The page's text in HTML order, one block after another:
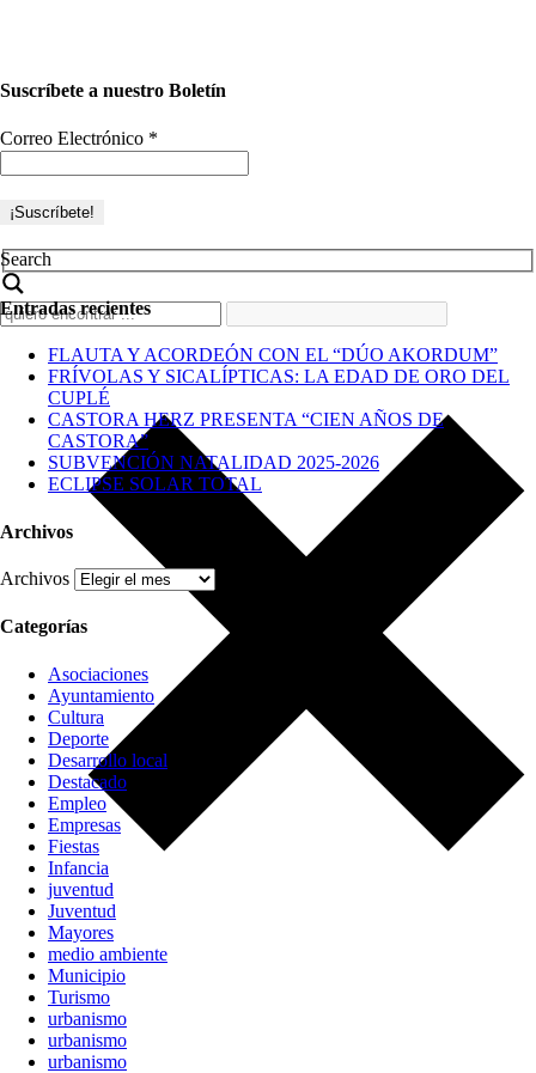
Suscríbete a nuestro Boletín
Correo Electrónico *
Search
Entradas recientes
FLAUTA Y ACORDEÓN CON EL “DÚO AKORDUM”
FRÍVOLAS Y SICALÍPTICAS: LA EDAD DE ORO DEL
CUPLÉ
CASTORA HERZ PRESENTA “CIEN AÑOS DE
CASTORA”
SUBVENCIÓN NATALIDAD 2025-2026
ECLIPSE SOLAR TOTAL
Archivos
Archivos
Categorías
Asociaciones
Ayuntamiento
Cultura
Deporte
Desarrollo local
Destacado
Empleo
Empresas
Fiestas
Infancia
juventud
Juventud
Mayores
medio ambiente
Municipio
Turismo
urbanismo
urbanismo
urbanismo